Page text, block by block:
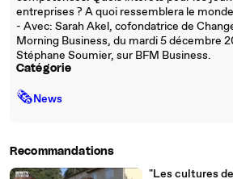
entreprises ? A quoi ressemblera le
- Avec: Sarah Akel, cofondatrice de
Morning Business, du mardi 5 décembre
Stéphane Soumier, sur BFM Business.
Catégorie
🗞News
Recommandations
"Les cultures